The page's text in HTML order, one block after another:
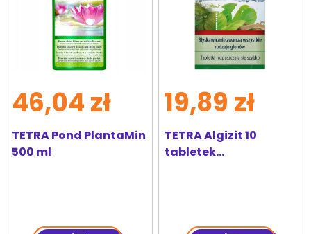
TETRA Pond PlantaMin
500 ml
46,04 zł
TETRA Algizit 10
tabletek
19,89 zł